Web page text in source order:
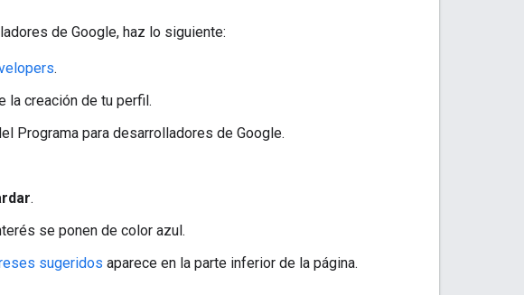
de Google, haz lo siguiente:
.
la creación de tu perfil.
Programa para desarrolladores de Google.
.
se ponen de color azul.
sugeridos aparece en la parte inferior de la página.